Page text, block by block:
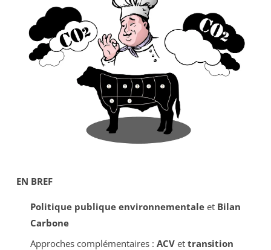
EN BREF
Politique publique environnementaleet Bilan
Carbone
Approches complémentaires : ACVet transition